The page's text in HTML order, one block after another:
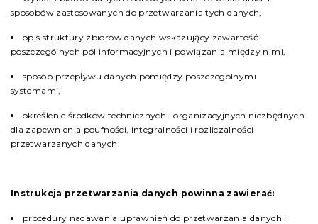
sposobów zastosowanych do przetwarzania tych danych,
opis struktury zbiorów danych wskazujący zawartość
poszczególnych pól informacyjnych i powiązania między nimi,
sposób przepływu danych pomiędzy poszczególnymi
systemami,
określenie środków technicznych i organizacyjnych niezbędnych
dla zapewnienia poufności, integralności i rozliczalności
przetwarzanych danych.
Instrukcja przetwarzania danych powinna zawierać:
procedury nadawania uprawnień do przetwarzania danych i